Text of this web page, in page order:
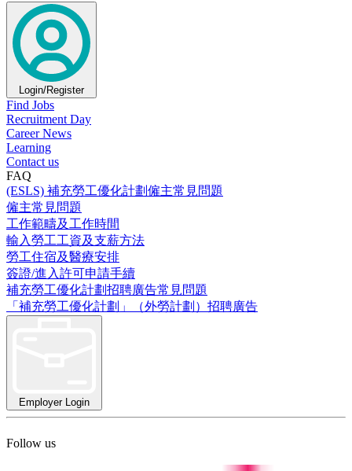
Login/Register
Find Jobs
Recruitment Day
Career News
Learning
Contact us
FAQ
(ESLS) 補充勞工優化計劃僱主常見問題
僱主常見問題
工作範疇及工作時間
輸入勞工工資及支薪方法
勞工住宿及醫療安排
簽證/進入許可申請手續
補充勞工優化計劃招聘廣告常見問題
「補充勞工優化計劃」（外勞計劃）招聘廣告
Employer Login
Follow us